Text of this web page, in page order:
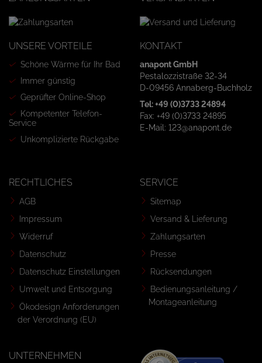
UNSERE VORTEILE
Schöne Wärme für Ihr Bad
Immer günstig
Geprüfter Online-Shop
Kompetenter Telefon-
Service
Unkomplizierte Rückgabe
KONTAKT
anapont GmbH
Pestalozzistraße 32-34
D-09456 Annaberg-Buchholz
Tel: +49 (0)3733 24894
Fax: +49 (0)3733 24895
E-Mail: 123@anapont.de
RECHTLICHES
AGB
Impressum
Widerruf
Datenschutz
Datenschutz Einstellungen
Umwelt und Entsorgung
Ökodesign Anforderungen
der Verordnung (EU)
SERVICE
Sitemap
Versand & Lieferung
Zahlungsarten
Presse
Rücksendungen
Bedienungsanleitung /
Montageanleitung
UNTERNEHMEN